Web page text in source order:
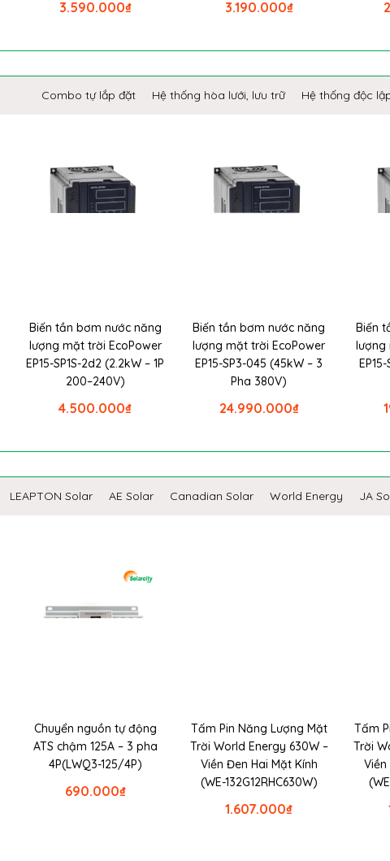
₫
3.590.000 ₫
3.190.000
Combo tự lắp đặt Hệ thống hòa lưới, lưu trữ Hệ thống độc
Biến tần bơm nước năng
lượng mặt trời EcoPower
EP15-SP1S-2d2 (2.2kW – 1P
200–240V)
₫
4.500.000
Biến tần bơm nước năng
lượng mặt trời EcoPower
EP15-SP3-045 (45kW – 3
Pha 380V)
₫
24.990.000
Biến
lượng
LEAPTON Solar AE Solar Canadian Solar World Energy JA
Chuyển nguồn tự động
ATS chậm 125A – 3 pha
4P(LWQ3-125/4P)
₫
690.000
Tấm Pin Năng Lượng Mặt
Trời World Energy 630W –
Viền Đen Hai Mặt Kính
(WE-132G12RHC630W)
₫
1.607.000
Tấm
Trời